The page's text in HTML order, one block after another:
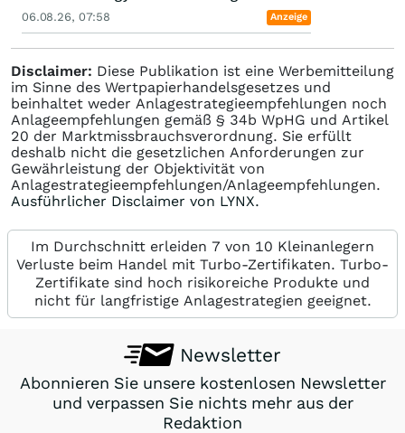
06.08.26, 07:58 Anzeige
Disclaimer: Diese Publikation ist eine Werbemitteilung
im Sinne des Wertpapierhandelsgesetzes und
beinhaltet weder Anlagestrategieempfehlungen noch
Anlageempfehlungen gemäß § 34b WpHG und Artikel
20 der Marktmissbrauchsverordnung. Sie erfüllt
deshalb nicht die gesetzlichen Anforderungen zur
Gewährleistung der Objektivität von
Anlagestrategieempfehlungen/Anlageempfehlungen.
Ausführlicher Disclaimer von LYNX.
Im Durchschnitt erleiden 7 von 10 Kleinanlegern
Verluste beim Handel mit Turbo-Zertifikaten. Turbo-
Zertifikate sind hoch risikoreiche Produkte und
nicht für langfristige Anlagestrategien geeignet.
Newsletter
Abonnieren Sie unsere kostenlosen Newsletter
und verpassen Sie nichts mehr aus der
Redaktion